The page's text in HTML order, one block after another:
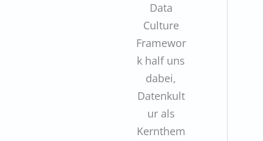
Data
Culture
Framewor
k half uns
dabei,
Datenkult
ur als
Kernthem